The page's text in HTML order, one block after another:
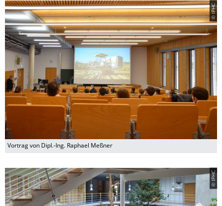
© IPHC
Vortrag von Dipl.-Ing. Raphael Meßner
© IPHC